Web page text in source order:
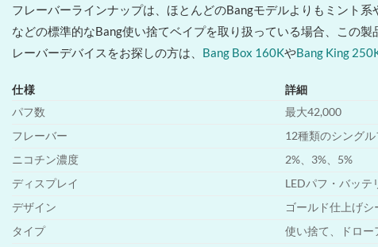
フレーバーラインナップは、ほとんどのBangモデルよりもミント
などの標準的なBang使い捨てベイプを取り扱っている場合、この
レーバーデバイスをお探しの方は、 Bang Box 160KやBang King
仕様
詳細
パフ数
最大42,000
フレーバー
12種類のシング
ニコチン濃度
2%、3%、5%
ディスプレイ
LEDパフ・バッテ
デザイン
ゴールド仕上げシ
タイプ
使い捨て、ドロー